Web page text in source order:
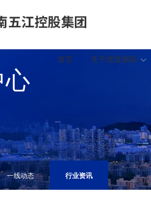
首页 关于优发国际
一线动态 行业资讯